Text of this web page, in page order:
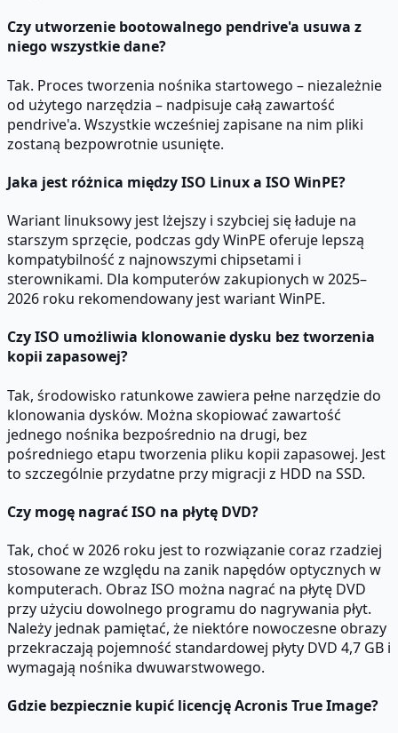
Czy utworzenie bootowalnego pendrive'a usuwa z
niego wszystkie dane?
Tak. Proces tworzenia nośnika startowego – niezależnie
od użytego narzędzia – nadpisuje całą zawartość
pendrive'a. Wszystkie wcześniej zapisane na nim pliki
zostaną bezpowrotnie usunięte.
Jaka jest różnica między ISO Linux a ISO WinPE?
Wariant linuksowy jest lżejszy i szybciej się ładuje na
starszym sprzęcie, podczas gdy WinPE oferuje lepszą
kompatybilność z najnowszymi chipsetami i
sterownikami. Dla komputerów zakupionych w 2025–
2026 roku rekomendowany jest wariant WinPE.
Czy ISO umożliwia klonowanie dysku bez tworzenia
kopii zapasowej?
Tak, środowisko ratunkowe zawiera pełne narzędzie do
klonowania dysków. Można skopiować zawartość
jednego nośnika bezpośrednio na drugi, bez
pośredniego etapu tworzenia pliku kopii zapasowej. Jest
to szczególnie przydatne przy migracji z HDD na SSD.
Czy mogę nagrać ISO na płytę DVD?
Tak, choć w 2026 roku jest to rozwiązanie coraz rzadziej
stosowane ze względu na zanik napędów optycznych w
komputerach. Obraz ISO można nagrać na płytę DVD
przy użyciu dowolnego programu do nagrywania płyt.
Należy jednak pamiętać, że niektóre nowoczesne obrazy
przekraczają pojemność standardowej płyty DVD 4,7 GB i
wymagają nośnika dwuwarstwowego.
Gdzie bezpiecznie kupić licencję Acronis True Image?